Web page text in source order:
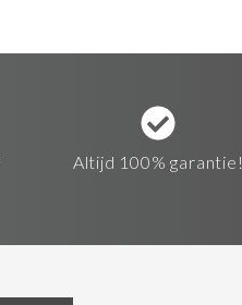
Altijd 100% garantie!